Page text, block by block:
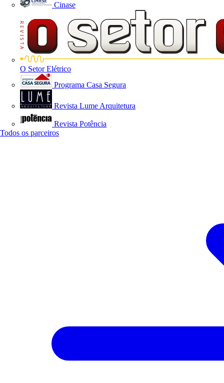
Cinase
O Setor Elétrico
Programa Casa Segura
Revista Lume Arquitetura
Revista Potência
Todos os parceiros